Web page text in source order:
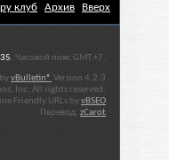
клуб Архив Вверх
. Часовой пояс GMT +7.
vBulletin® Version 4.2.3
Inc. All rights reserved.
Friendly URLs byvBSEO
Перевод: zCarot